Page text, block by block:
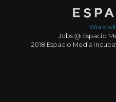
Work
Jobs @ Espacio
2018 Espacio Media